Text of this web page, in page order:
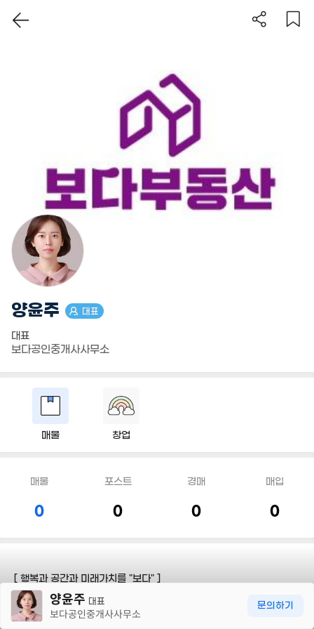
양윤주 대표
대표
보다공인중개사사무소
매물 창업
매물
0
포스트
0
경매
0
매입
0
[ 행복과 공간과 미래가치를 "보다" ]
담당지역
양윤주 대표
보다공인중개사사무소
문의하기